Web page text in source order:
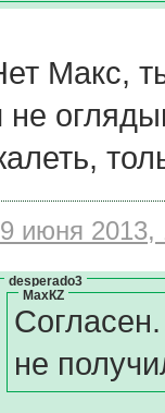
Макс,
не
июня 2013,
desperado3
МахКZ
не